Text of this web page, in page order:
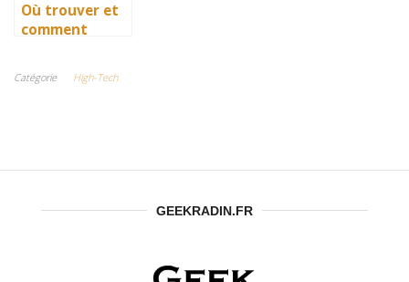
Où trouver et
comment
sabre laser ?
Catégorie High-Tech
GEEKRADIN.FR